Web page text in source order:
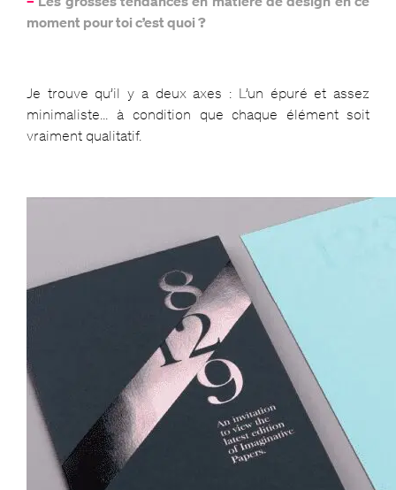
moment pour toi c’est quoi ?
Je trouve qu’il y a deux axes : L’un épuré et assez
minimaliste… à condition que chaque élément soit
vraiment qualitatif.